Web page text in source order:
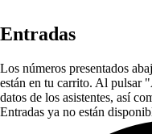
Entradas
Los números presentados
están en tu carrito. Al pulsar
datos de los asistentes, así
Entradas ya no están